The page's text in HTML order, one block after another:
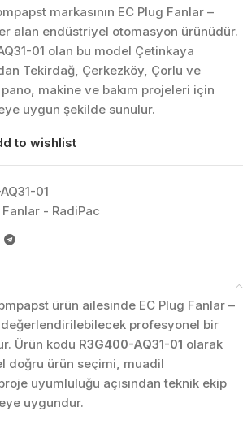
markasının EC Plug Fanlar –
alan endüstriyel otomasyon ürünüdür.
01 olan bu model Çetinkaya
Tekirdağ, Çerkezköy, Çorlu ve
makine ve bakım projeleri için
uygun şekilde sunulur.
to wishlist
01
Fanlar - RadiPac
ürün ailesinde EC Plug Fanlar –
değerlendirilebilecek profesyonel bir
Ürün kodu R3G400-AQ31-01 olarak
doğru ürün seçimi, muadil
uyumluluğu açısından teknik ekip
uygundur.